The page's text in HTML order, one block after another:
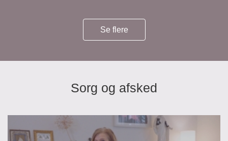
Se flere
Sorg og afsked